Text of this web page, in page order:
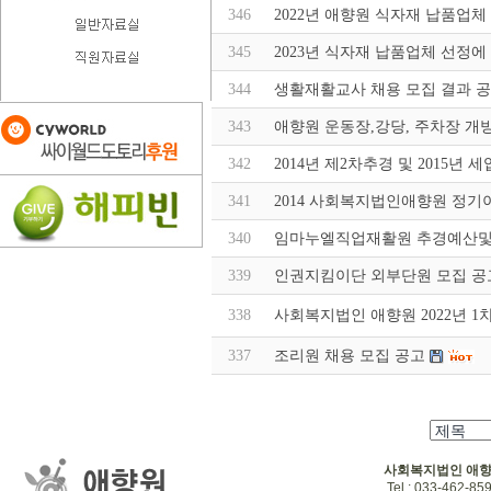
346 2022년 애향원 식자재 납품업
345 2023년 식자재 납품업체 선정
344 생활재활교사 채용 모집 결과
343 애향원 운동장,강당, 주차장 개
342 2014년 제2차추경 및 2015년
341 2014 사회복지법인애향원 정기
340 임마누엘직업재활원 추경예산
339 인권지킴이단 외부단원 모집 공
338 사회복지법인 애향원 2022년 1
337 조리원 채용 모집 공고
사회복지법인 애
Tel : 033-462-